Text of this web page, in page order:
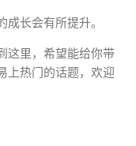
成长会有所提升。
这里，希望能给你带
上热门的话题，欢迎